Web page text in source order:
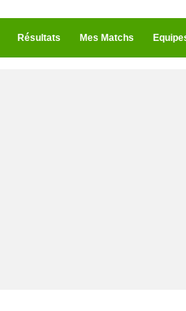
Résultats Mes Matchs